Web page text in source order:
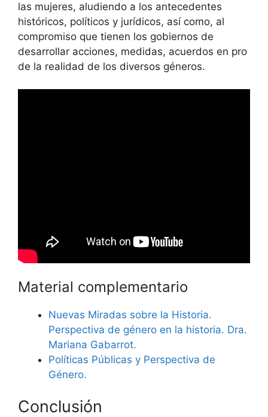
las mujeres, aludiendo a los antecedentes
históricos, políticos y jurídicos, así como, al
compromiso que tienen los gobiernos de
desarrollar acciones, medidas, acuerdos en pro
de la realidad de los diversos géneros.
Material complementario
Nuevas Miradas sobre la Historia.
Perspectiva de género en la historia. Dra.
Mariana Gabarrot.
Políticas Públicas y Perspectiva de
Género.
Conclusión